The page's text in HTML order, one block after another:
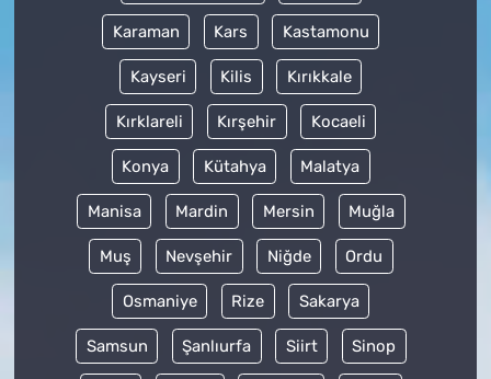
Karaman Kars Kastamonu
Kayseri Kilis Kırıkkale
Kırklareli Kırşehir Kocaeli
Konya Kütahya Malatya
Manisa Mardin Mersin Muğla
Muş Nevşehir Niğde Ordu
Osmaniye Rize Sakarya
Samsun Şanlıurfa Siirt Sinop